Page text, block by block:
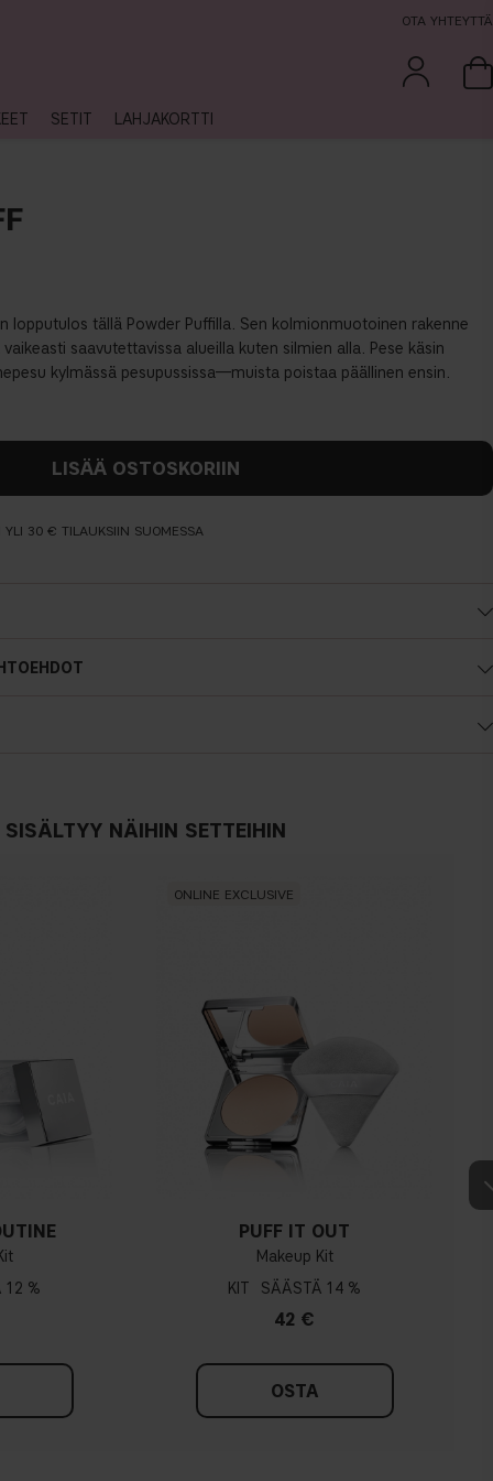
OTA YHTEYTTÄ
SETIT LAHJAKORTTI
lopputulos tällä Powder Puffilla. Sen kolmionmuotoinen rakenne
saavutettavissa alueilla kuten silmien alla. Pese käsin
kylmässä pesupussissa—muista poistaa päällinen ensin.
LISÄÄ OSTOSKORIIN
YLI 30 € TILAUKSIIN SUOMESSA
Korkeus: 15 mm
SISÄLTYY NÄIHIN SETTEIHIN
12 %
ONLINE EXCLUSIVE
PUFF IT OUT
Makeup Kit
KIT
14 %
42 €
OSTA